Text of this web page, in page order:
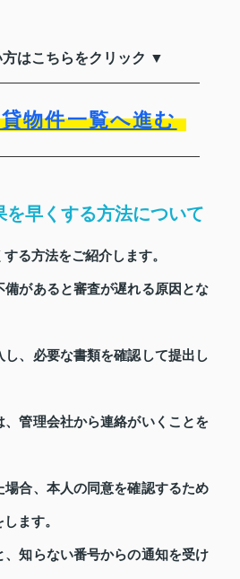
はこちらをクリック ▼
物件一覧へ進む
を早くする方法について
る方法をご紹介します。
備があると審査が遅れる原因とな
し、必要な書類を確認して提出し
、管理会社から連絡がいくことを
場合、本人の同意を確認するため
ます。
、知らない番号からの通知を受け